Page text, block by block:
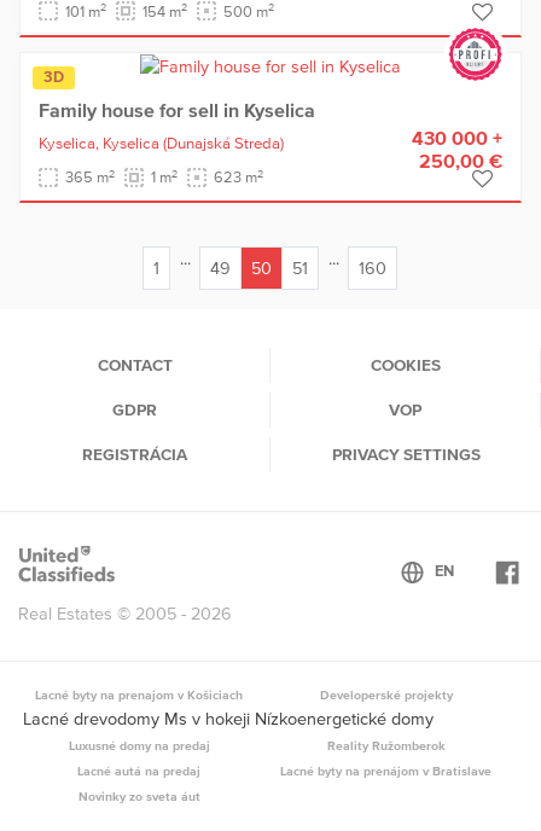
101 m2 154 m2 500 m2
3D
Family house for sell in Kyselica
Kyselica, Kyselica (Dunajská Streda)
365 m2 1 m2 623 m2
430 000 +
250,00 €
1 ... 49
50
51 ... 160
CONTACT COOKIES
GDPR VOP
REGISTRÁCIA PRIVACY SETTINGS
Real Estates © 2005 - 2026
Lacné byty na prenajom v Košiciach Developerské projekty
Lacné drevodomy Ms v hokeji Nízkoenergetické domy
Luxusné domy na predaj
Reality Ružomberok
Lacné autá na predaj
Lacné byty na prenájom v Bratislave
Novinky zo sveta áut